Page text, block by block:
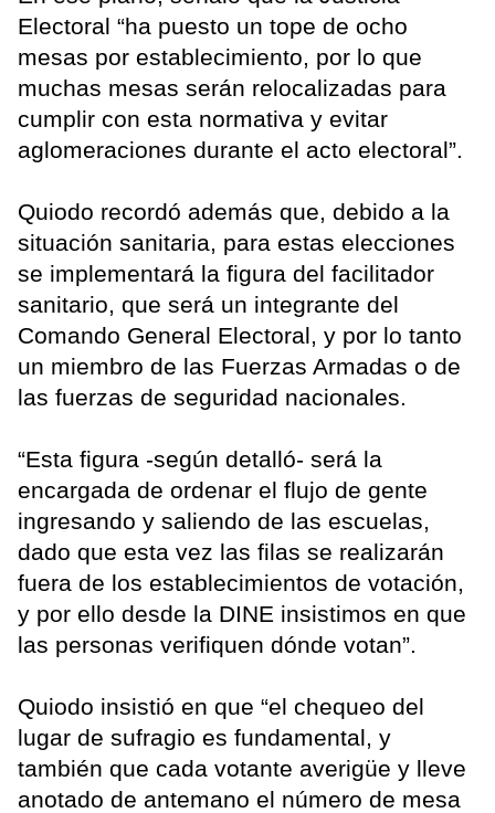
Electoral “ha puesto un tope de ocho
mesas por establecimiento, por lo que
muchas mesas serán relocalizadas para
cumplir con esta normativa y evitar
aglomeraciones durante el acto electoral”.
Quiodo recordó además que, debido a la
situación sanitaria, para estas elecciones
se implementará la figura del facilitador
sanitario, que será un integrante del
Comando General Electoral, y por lo tanto
un miembro de las Fuerzas Armadas o de
las fuerzas de seguridad nacionales.
“Esta figura -según detalló- será la
encargada de ordenar el flujo de gente
ingresando y saliendo de las escuelas,
dado que esta vez las filas se realizarán
fuera de los establecimientos de votación,
y por ello desde la DINE insistimos en que
las personas verifiquen dónde votan”.
Quiodo insistió en que “el chequeo del
lugar de sufragio es fundamental, y
también que cada votante averigüe y lleve
anotado de antemano el número de mesa